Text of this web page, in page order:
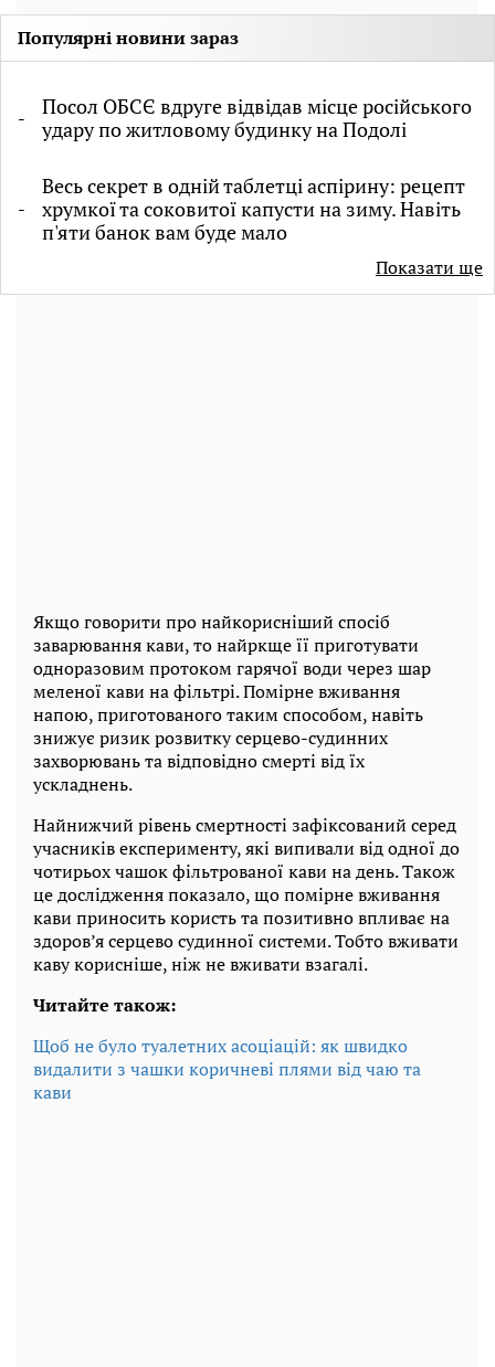
Популярні новини зараз
Посол ОБСЄ вдруге відвідав місце російського
удару по житловому будинку на Подолі
Весь секрет в одній таблетці аспірину: рецепт
хрумкої та соковитої капусти на зиму. Навіть
п'яти банок вам буде мало
Показати ще
Якщо говорити про найкорисніший спосіб
заварювання кави, то найркще її приготувати
одноразовим протоком гарячої води через шар
меленої кави на фільтрі. Помірне вживання
напою, приготованого таким способом, навіть
знижує ризик розвитку серцево-судинних
захворювань та відповідно смерті від їх
ускладнень.
Найнижчий рівень смертності зафіксований серед
учасників експерименту, які випивали від одної до
чотирьох чашок фільтрованої кави на день. Також
це дослідження показало, що помірне вживання
кави приносить користь та позитивно впливає на
здоров’я серцево судинної системи. Тобто вживати
каву корисніше, ніж не вживати взагалі.
Читайте також:
Щоб не було туалетних асоціацій: як швидко
видалити з чашки коричневі плями від чаю та
кави